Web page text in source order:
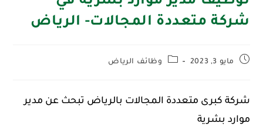
شركة متعددة المجالات- الرياض
مايو 3, 2023 وظائف الرياض
شركة كبرى متعددة المجالات بالرياض تبحث عن مدير
موارد بشرية